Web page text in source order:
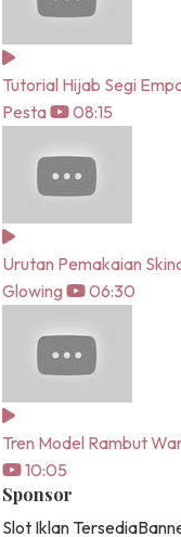
Tutorial Hijab Segi
Pesta
08:15
Urutan Pemakaian
Glowing
06:30
Tren Model Rambut
10:05
Sponsor
Slot Iklan Tersedia